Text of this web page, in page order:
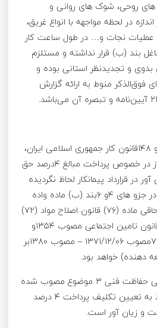
روحی، شوک های روانی و
در لحظه مواجهه با انواع غریق،
عملیات نجات و… در طول ساعت کار
بند (ب) قرار نداشته و مستلزم
و تجدیدنظر استانی بوده و
منوط به ارائه گزارش
با عنایت به مفاد مواد ۱۳و ۱۴۸قانون کار جمهوری اسلامی ایران،
چنانچه هزینه‌های موردنیاز در خصوص پرداخت مبالغ ۴درصد حق
در قرارداد پیمانکار لحاظ نگردیده
باشد، پرداخت مبالغ مقرر در جزو های ۴و ۶بند (ب) ماده واده
قانون اصلاح تبصره (۲) الحاقی ماده (۷۶) قانون اصلاح مواد (۷۲)
و (۷۷) و تبصره ماده ۷۶قانون تامین اجتماعی مصوب ۱۳۵۴و
الحاق دو تبصره به ماده ۷۶مصوب ۱۳۷۱/۱۲/۰۶ – مصوب ۱۳۸۰بر
دهنده) خواهد بود.
در جلسه مزبور شورای عالی حفاظت فنی ۳ موضوع مصوب شده
که مصوبه شماره ۲ مربوط به تعیین تکلیف پرداخت ۴ درصد
و زیان آور است.